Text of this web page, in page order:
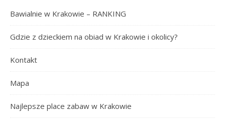
Bawialnie w Krakowie – RANKING
Gdzie z dzieckiem na obiad w Krakowie i okolicy?
Kontakt
Mapa
Najlepsze place zabaw w Krakowie